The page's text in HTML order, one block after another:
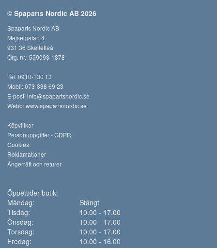
© Spaparts Nordic AB 2026
Spaparts Nordic AB
Mejselgatan 4
931 36 Skellefteå
Org. nr.: 559093-1878
Tel: 0910-130 13
Mobil: 073-838 69 23
E-post:info@spapartsnordic.se
Webb:www.spapartsnordic.se
Köpvillkor
Personuppgifter - GDPR
Cookies
Reklamationer
Ångerrätt och returer
Öppettider butik:
Måndag:
Stängt
Tisdag:
10.00 - 17.00
Onsdag:
10.00 - 17.00
Torsdag:
10.00 - 17.00
Fredag:
10.00 - 16.00